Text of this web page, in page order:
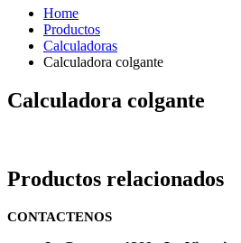
Home
Productos
Calculadoras
Calculadora colgante
Calculadora colgante
Productos relacionados
CONTACTENOS